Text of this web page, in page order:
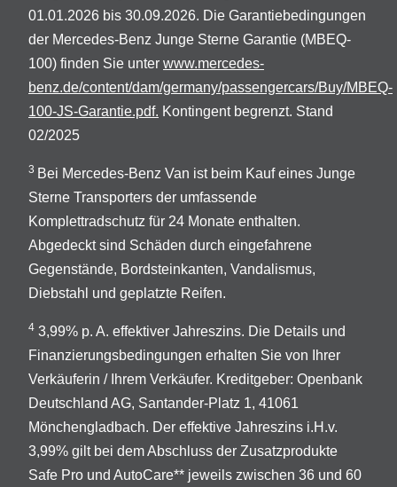
01.01.2026 bis 30.09.2026. Die Garantiebedingungen
der Mercedes-Benz Junge Sterne Garantie (MBEQ-
100) finden Sie unter www.mercedes-
benz.de/content/dam/germany/passengercars/Buy/MBEQ-
100-JS-Garantie.pdf. Kontingent begrenzt. Stand
02/2025
3 Bei Mercedes-Benz Van ist beim Kauf eines Junge
Sterne Transporters der umfassende
Komplettradschutz für 24 Monate enthalten.
Abgedeckt sind Schäden durch eingefahrene
Gegenstände, Bordsteinkanten, Vandalismus,
Diebstahl und geplatzte Reifen.
4 3,99% p. A. effektiver Jahreszins. Die Details und
Finanzierungsbedingungen erhalten Sie von Ihrer
Verkäuferin / Ihrem Verkäufer. Kreditgeber: Openbank
Deutschland AG, Santander-Platz 1, 41061
Mönchengladbach. Der effektive Jahreszins i.H.v.
3,99% gilt bei dem Abschluss der Zusatzprodukte
Safe Pro und AutoCare** jeweils zwischen 36 und 60